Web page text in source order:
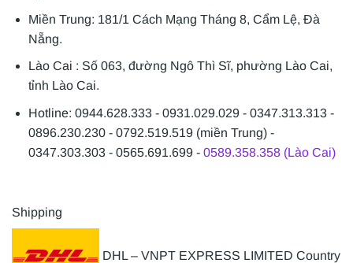
Miền Trung: 181/1 Cách Mạng Tháng 8, Cẩm Lệ, Đà
Nẵng.
Lào Cai : Số 063, đường Ngô Thì Sĩ, phường Lào Cai,
tỉnh Lào Cai.
Hotline: 0944.628.333 - 0931.029.029 - 0347.313.313 -
0896.230.230 - 0792.519.519 (miền Trung) -
0347.303.303 - 0565.691.699 - 0589.358.358 (Lào Cai)
Shipping
DHL – VNPT EXPRESS LIMITED Country